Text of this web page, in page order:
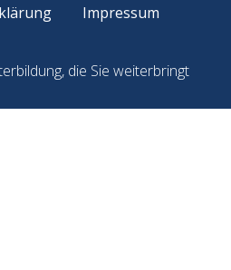
Impressum
die Sie weiterbringt